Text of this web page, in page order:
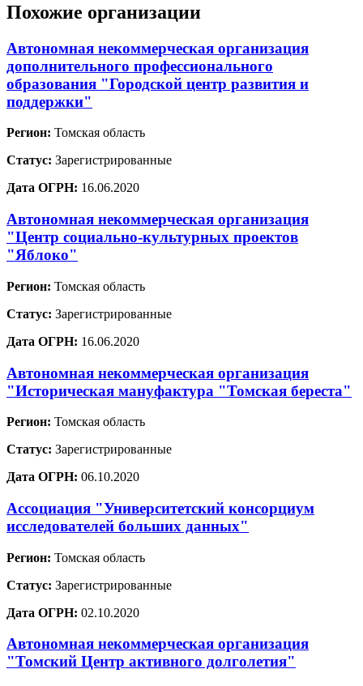
Похожие организации
Автономная некоммерческая организация
дополнительного профессионального
образования "Городской центр развития и
поддержки"
Регион: Томская область
Статус: Зарегистрированные
Дата ОГРН: 16.06.2020
Автономная некоммерческая организация
"Центр социально-культурных проектов
"Яблоко"
Регион: Томская область
Статус: Зарегистрированные
Дата ОГРН: 16.06.2020
Автономная некоммерческая организация
"Историческая мануфактура "Томская береста"
Регион: Томская область
Статус: Зарегистрированные
Дата ОГРН: 06.10.2020
Ассоциация "Университетский консорциум
исследователей больших данных"
Регион: Томская область
Статус: Зарегистрированные
Дата ОГРН: 02.10.2020
Автономная некоммерческая организация
"Томский Центр активного долголетия"